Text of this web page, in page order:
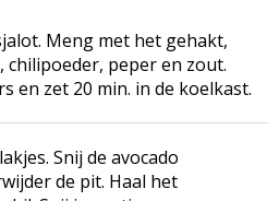
Meng met het gehakt,
chilipoeder, peper en zout.
en zet 20 min. in de koelkast.
Snij de avocado
de pit. Haal het